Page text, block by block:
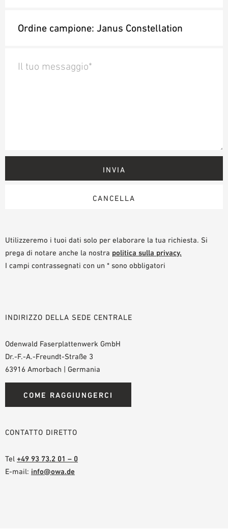
Il tuo messaggio*
Utilizzeremo i tuoi dati solo per elaborare la tua richiesta. Si
prega di notare anche la nostra politica sulla privacy.
I campi contrassegnati con un * sono obbligatori
INDIRIZZO DELLA SEDE CENTRALE
Odenwald Faserplattenwerk GmbH
Dr.-F.-A.-Freundt-Straße 3
63916 Amorbach | Germania
COME RAGGIUNGERCI
CONTATTO DIRETTO
Tel +49 93 73.2 01 – 0
E-mail: info@owa.de